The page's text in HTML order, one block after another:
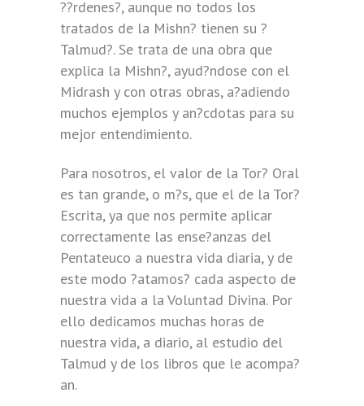
??rdenes?, aunque no todos los
tratados de la Mishn? tienen su ?
Talmud?. Se trata de una obra que
explica la Mishn?, ayud?ndose con el
Midrash y con otras obras, a?adiendo
muchos ejemplos y an?cdotas para su
mejor entendimiento.
Para nosotros, el valor de la Tor? Oral
es tan grande, o m?s, que el de la Tor?
Escrita, ya que nos permite aplicar
correctamente las ense?anzas del
Pentateuco a nuestra vida diaria, y de
este modo ?atamos? cada aspecto de
nuestra vida a la Voluntad Divina. Por
ello dedicamos muchas horas de
nuestra vida, a diario, al estudio del
Talmud y de los libros que le acompa?
an.